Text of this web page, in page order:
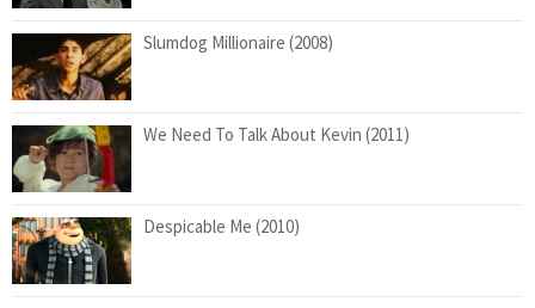
Slumdog Millionaire (2008)
We Need To Talk About Kevin (2011)
Despicable Me (2010)